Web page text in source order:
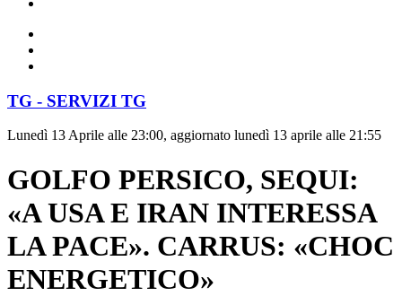
TG - SERVIZI TG
Lunedì 13 Aprile alle 23:00, aggiornato lunedì 13 aprile alle 21:55
GOLFO PERSICO, SEQUI:
«A USA E IRAN INTERESSA
LA PACE». CARRUS: «CHOC
ENERGETICO»